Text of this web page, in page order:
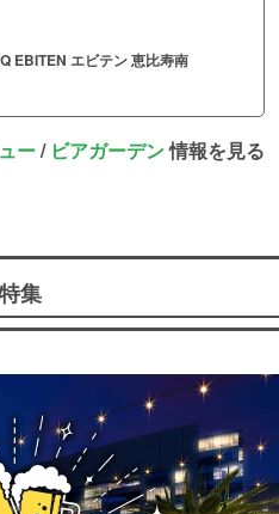
EBITEN エビテン 恵比寿南
ー/ ビアガーデン情報を見る
集